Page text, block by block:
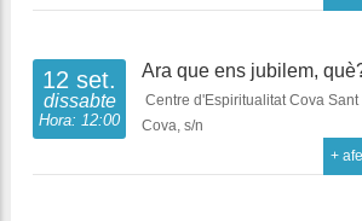
12 set.
dissabte
Hora: 12:00
Ara que ens jubilem,
Centre d'Espiritualitat Cova
Cova, s/n
+